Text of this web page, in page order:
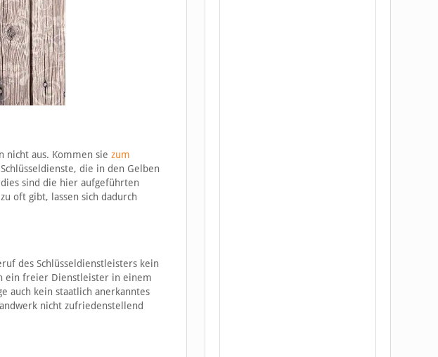
nicht aus. Kommen sie zum
die in den Gelben
sind die hier aufgeführten
oft gibt, lassen sich dadurch
des Schlüsseldienstleisters kein
ein freier Dienstleister in einem
auch kein staatlich anerkanntes
nicht zufriedenstellend